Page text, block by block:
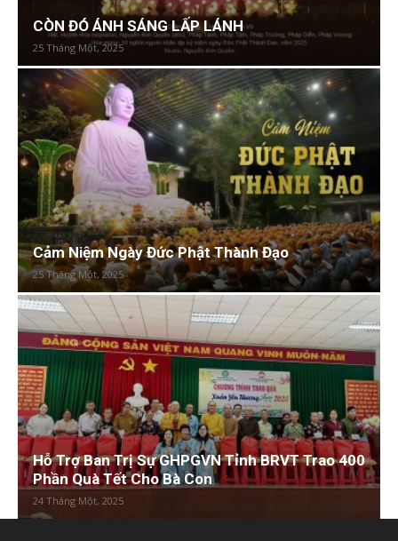
CÒN ĐÓ ÁNH SÁNG LẤP LÁNH
25 Tháng Một, 2025
Cảm Niệm Ngày Đức Phật Thành Đạo
25 Tháng Một, 2025
Hỗ Trợ Ban Trị Sự GHPGVN Tỉnh BRVT Trao 400
Phần Quà Tết Cho Bà Con
24 Tháng Một, 2025